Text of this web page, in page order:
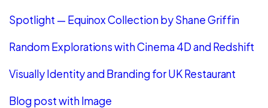
Spotlight — Equinox Collection by Shane Griffin
Random Explorations with Cinema 4D and Redshift
Visually Identity and Branding for UK Restaurant
Blog post with Image